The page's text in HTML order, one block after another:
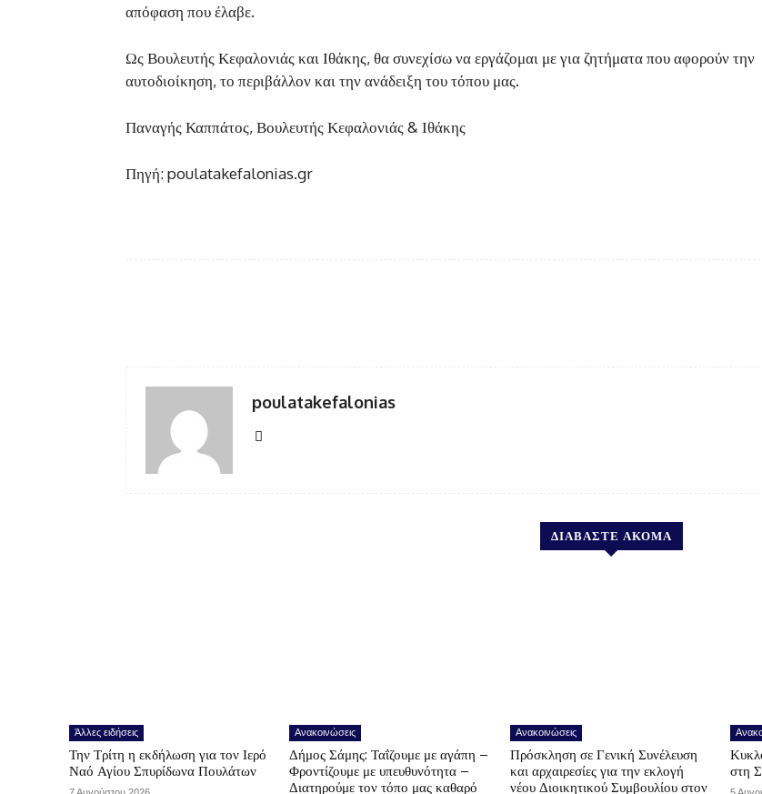
απόφαση που έλαβε.
Ως Βουλευτής Κεφαλονιάς και Ιθάκης, θα συνεχίσω να εργάζομαι με για ζητήματα που αφορούν την
αυτοδιοίκηση, το περιβάλλον και την ανάδειξη του τόπου μας.
Παναγής Καππάτος, Βουλευτής Κεφαλονιάς & Ιθάκης
Πηγή: poulatakefalonias.gr
poulatakefalonias
ΔΙΑΒΑΣΤΕ ΑΚΟΜΑ
Άλλες ειδήσεις
Την Τρίτη η εκδήλωση για τον Ιερό
Ναό Αγίου Σπυρίδωνα Πουλάτων
7 Αυγούστου 2026
Ανακοινώσεις
Δήμος Σάμης: Ταΐζουμε με αγάπη –
Φροντίζουμε με υπευθυνότητα –
Διατηρούμε τον τόπο μας καθαρό
Ανακοινώσεις
Πρόσκληση σε Γενική Συνέλευση
και αρχαιρεσίες για την εκλογή
νέου Διοικητικού Συμβουλίου στον
στη
5